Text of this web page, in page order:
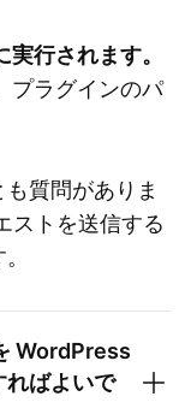
行されます。
プラグインのパ
質問がありま
ストを送信する
WordPress
ればよいで